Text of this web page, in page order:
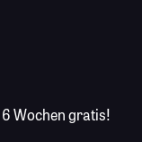
6 Wochen gratis!